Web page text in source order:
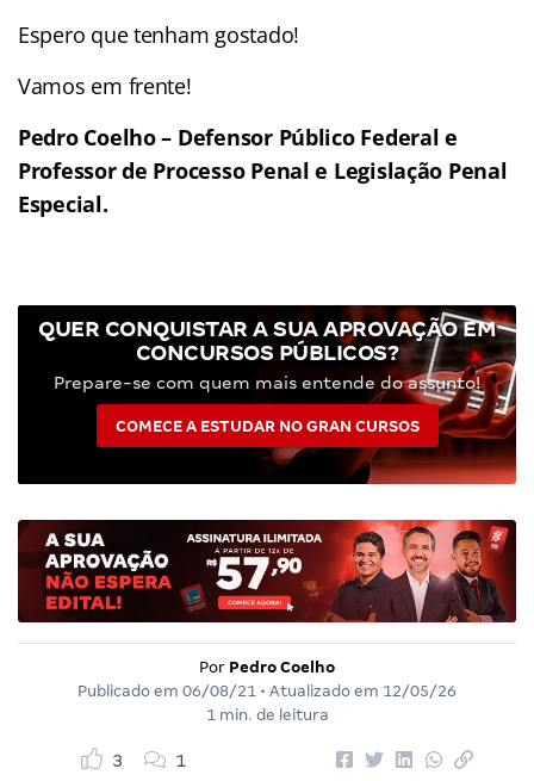
Espero que tenham gostado!
Vamos em frente!
Pedro Coelho – Defensor Público Federal e
Professor de Processo Penal e Legislação Penal
Especial.
QUER CONQUISTAR A SUA APROVAÇÃO EM
CONCURSOS PÚBLICOS?
Prepare-se com quem mais entende do assunto!
COMECE A ESTUDAR NO GRAN CURSOS
Por Pedro Coelho
Publicado em 06/08/21 • Atualizado em 12/05/26
1 min. de leitura
3 1